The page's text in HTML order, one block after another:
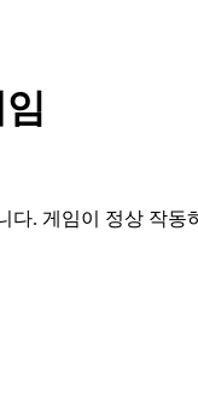
다. 게임이 정상 작